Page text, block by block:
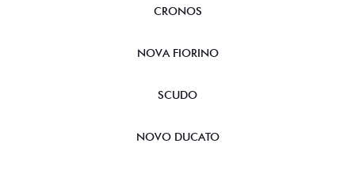
CRONOS
NOVA FIORINO
SCUDO
NOVO DUCATO